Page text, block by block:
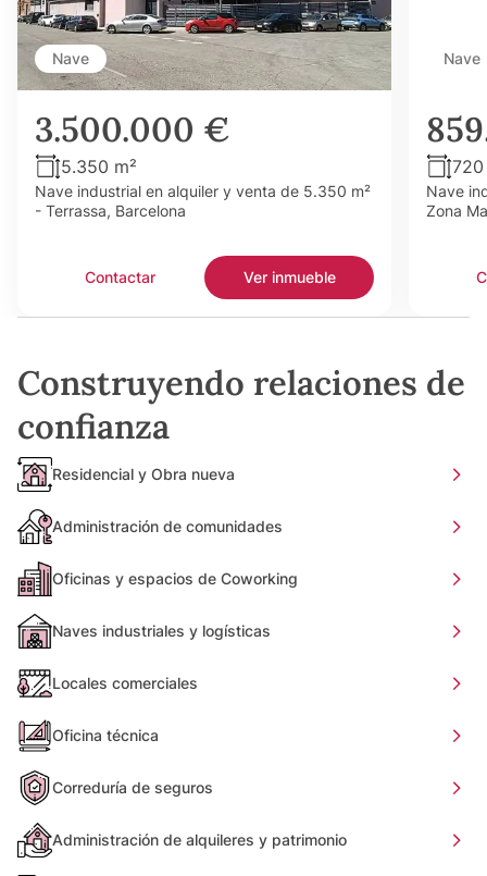
Nave
3.500.000 €
5.350 m²
Nave industrial en alquiler y venta de 5.350 m²
- Terrassa, Barcelona
Contactar Ver inmueble
Nave
720
Nave
Zona
Construyendo relaciones de
confianza
Residencial y Obra nueva
Administración de comunidades
Oficinas y espacios de Coworking
Naves industriales y logísticas
Locales comerciales
Oficina técnica
Correduría de seguros
Administración de alquileres y patrimonio